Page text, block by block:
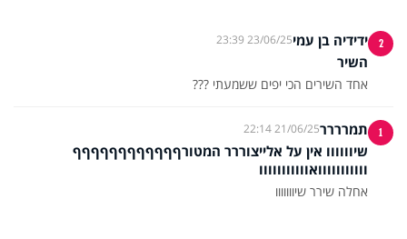
2 ידידיה בן עמי23/06/25 23:39
השיר
אחד השירים הכי יפים ששמעתי ???
1 תמרררר21/06/25 22:14
שיוווווו אין על אלייצוררר המטורףףףףףףףףףףףף
ווווווווווואווווווווווו
אחלה שירר שיווווווו